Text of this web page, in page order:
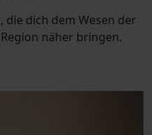
, die dich dem Wesen der
Region näher bringen.